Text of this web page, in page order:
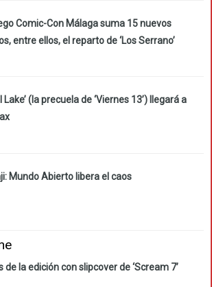
Comic-Con Málaga suma 15 nuevos
entre ellos, el reparto de ‘Los Serrano’
Lake’ (la precuela de ‘Viernes 13’) llegará a
Mundo Abierto libera el caos
de la edición con slipcover de ‘Scream 7’